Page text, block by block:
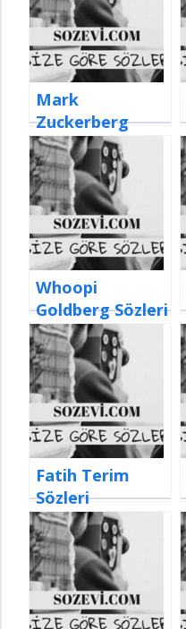
Mark
Zuckerberg
Sözleri
Whoopi
Goldberg Sözleri
Fatih Terim
Sözleri